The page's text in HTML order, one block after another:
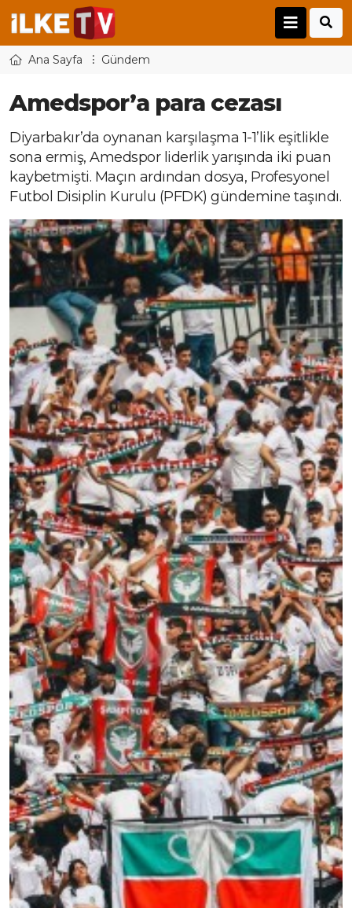
Ana Sayfa Gündem
Amedspor’a para cezası
Diyarbakır’da oynanan karşılaşma 1-1’lik eşitlikle
sona ermiş, Amedspor liderlik yarışında iki puan
kaybetmişti. Maçın ardından dosya, Profesyonel
Futbol Disiplin Kurulu (PFDK) gündemine taşındı.